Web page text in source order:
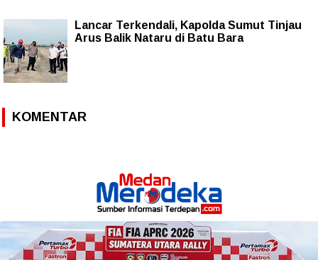
Lancar Terkendali, Kapolda Sumut Tinjau
Arus Balik Nataru di Batu Bara
KOMENTAR